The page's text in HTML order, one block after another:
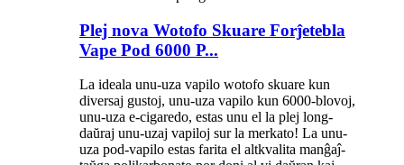
Plej nova Wotofo Skuare Forĵetebla
Vape Pod 6000 P...
La ideala unu-uza vapilo wotofo skuare kun
diversaj gustoj, unu-uza vapilo kun 6000-blovoj,
unu-uza e-cigaredo, estas unu el la plej long-
daŭraj unu-uzaj vapiloj sur la merkato! La unu-
uza pod-vapilo estas farita el altkvalita manĝaĵ-